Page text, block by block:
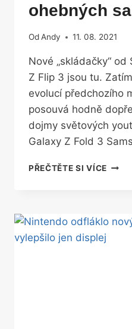
ohebných
Od Andy 11. 08. 2021
Nové „skládačky“
Z Flip 3 jsou tu.
evolucí předchozího
posouvá hodně
dojmy světových
Galaxy Z Fold 3
PŘEČTĚTE SI VÍCE
Z